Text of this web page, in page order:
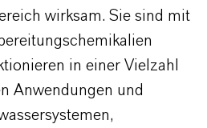
wirksam. Sie sind mit
in einer Vielzahl
Anwendungen und